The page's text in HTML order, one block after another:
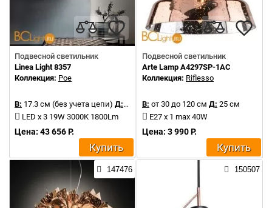
Подвесной светильник
Linea Light 8357
Коллекция: Poe
В: 17.3 см (без учета цепи) Д:35.7 см
LED x 3 19W 3000K 1800Lm
Цена: 43 656 Р.
Купить
Подвесной светильник
Arte Lamp A4297SP-1AC
Коллекция: Riflesso
В: от 30 до 120 см Д: 25 см
E27 x 1 max 40W
Цена: 3 990 Р.
Купить
147476 150507